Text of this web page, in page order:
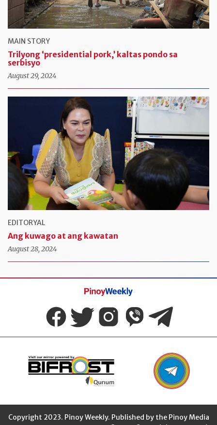
MAIN STORY
Trilyong ‘presidential pork,’ kaltas pondo sa
serbisyo
August 29, 2024
EDITORYAL
Ang kuwago at ang kawatan
August 28, 2024
Pinoy
Weekly
Copyright 2023. Pinoy Weekly. Published by the Pinoy Media